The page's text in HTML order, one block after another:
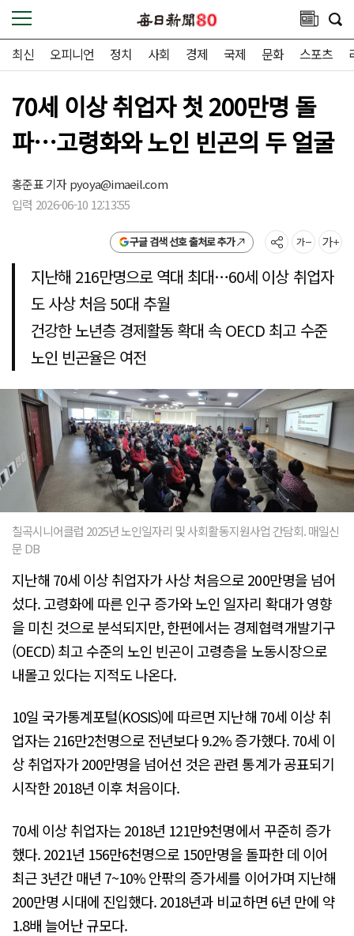
최신 오피니언 정치 사회 경제 국제 문화 스포츠
70세 이상 취업자 첫 200만명 돌
파…고령화와 노인 빈곤의 두 얼굴
홍준표 기자pyoya@imaeil.com
입력 2026-06-10 12:13:55
구글 검색 선호 출처로 추가
지난해 216만명으로 역대 최대…60세 이상 취업자
도 사상 처음 50대 추월
건강한 노년층 경제활동 확대 속 OECD 최고 수준
노인 빈곤율은 여전
칠곡시니어클럽 2025년 노인일자리 및 사회활동지원사업 간담회. 매일신
문 DB
지난해 70세 이상 취업자가 사상 처음으로 200만명을 넘어
섰다. 고령화에 따른 인구 증가와 노인 일자리 확대가 영향
을 미친 것으로 분석되지만, 한편에서는 경제협력개발기구
(OECD) 최고 수준의 노인 빈곤이 고령층을 노동시장으로
내몰고 있다는 지적도 나온다.
10일 국가통계포털(KOSIS)에 따르면 지난해 70세 이상 취
업자는 216만2천명으로 전년보다 9.2% 증가했다. 70세 이
상 취업자가 200만명을 넘어선 것은 관련 통계가 공표되기
시작한 2018년 이후 처음이다.
70세 이상 취업자는 2018년 121만9천명에서 꾸준히 증가
했다. 2021년 156만6천명으로 150만명을 돌파한 데 이어
최근 3년간 매년 7~10% 안팎의 증가세를 이어가며 지난해
200만명 시대에 진입했다. 2018년과 비교하면 6년 만에 약
1.8배 늘어난 규모다.